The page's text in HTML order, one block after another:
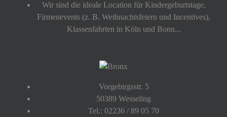
Wir sind die ideale Location für Kindergeburtstage,
Firmenevents (z. B. Weihnachtsfeiern und Incentives),
Klassenfahrten in Köln und Bonn...
Vorgebirgsstr. 5
50389 Wesseling
Tel.: 02236 / 89 05 70